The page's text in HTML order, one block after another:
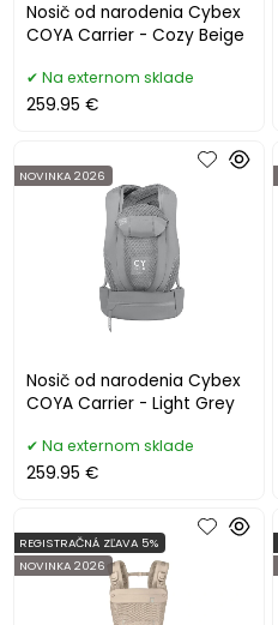
Nosič od narodenia Cybex
COYA Carrier - Cozy Beige
Na externom sklade
259.95 €
Nosič od narodenia Cybex
COYA Carrier - Light Grey
NOVINKA 2026
Na externom sklade
259.95 €
REGISTRAČNÁ ZĽAVA 5%
NOVINKA 2026